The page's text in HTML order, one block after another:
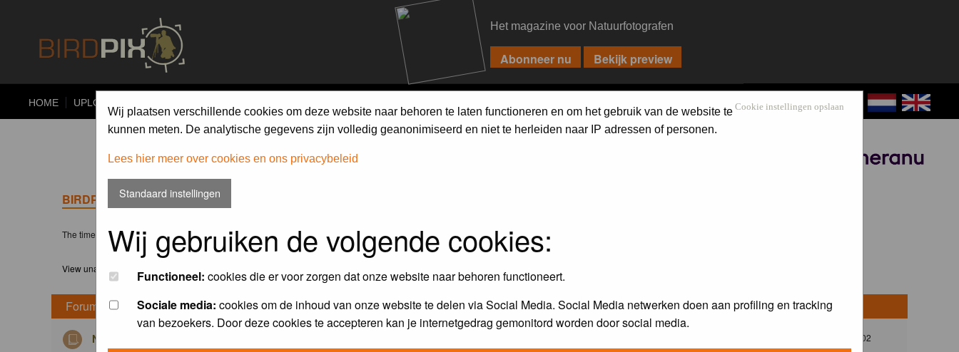
Het magazine voor Natuurfotografen
HOME UPLOAD Cookie instellingen opslaan
Wij plaatsen verschillende cookies om deze website naar behoren te laten functioneren en om het gebruik van de website te
kunnen meten. De analytische gegevens zijn volledig geanonimiseerd en niet te herleiden naar IP adressen of personen.
Lees hier meer over cookies en ons privacybeleid
Standaard instellingen
Wij gebruiken de volgende cookies:
Functioneel: cookies die er voor zorgen dat onze website naar behoren functioneert.
Sociale media: cookies om de inhoud van onze website te delen via Social Media. Social Media netwerken doen aan profiling en tracking
van bezoekers. Door deze cookies te accepteren kan je internetgedrag gemonitord worden door social media.
BIRDPIX.NL FORUM INDEX
The time now is Sat 08 Aug 2026, 9:49
View unanswered posts
Forum Topics Posts Last Post
Nieuws
Mon 30 Dec 2024, 21:02